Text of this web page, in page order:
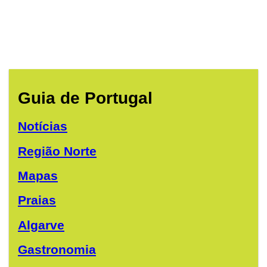
Guia de Portugal
Notícias
Região Norte
Mapas
Praias
Algarve
Gastronomia